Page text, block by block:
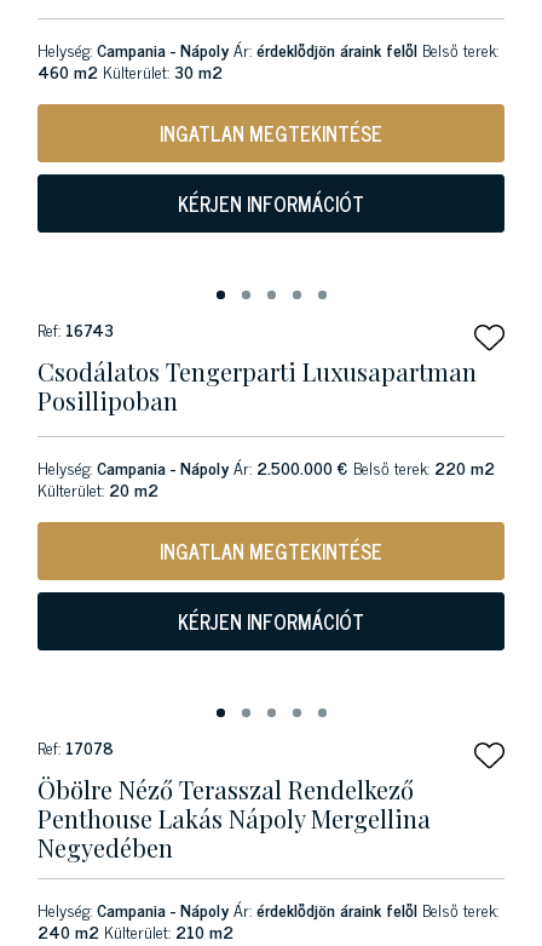
Helység:Campania - NápolyÁr:érdeklődjön áraink felől Belső terek:
460 m2 Külterület:30 m2
INGATLAN MEGTEKINTÉSE
KÉRJEN INFORMÁCIÓT
Ref: 16743
Csodálatos Tengerparti Luxusapartman
Posillipoban
Helység:Campania - NápolyÁr: 2.500.000 € Belső terek: 220 m2
Külterület: 20 m2
INGATLAN MEGTEKINTÉSE
KÉRJEN INFORMÁCIÓT
Ref: 17078
Öbölre Néző Terasszal Rendelkező
Penthouse Lakás Nápoly Mergellina
Negyedében
Helység:Campania - NápolyÁr:érdeklődjön áraink felől Belső terek:
240 m2 Külterület: 210 m2